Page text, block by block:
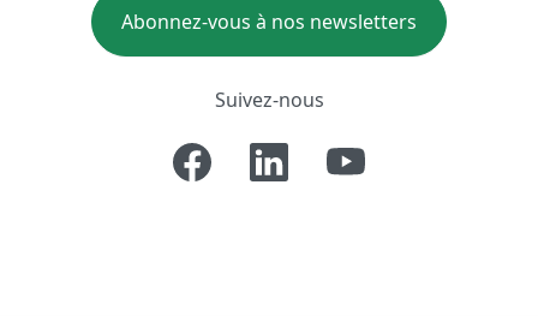
Abonnez-vous à nos newsletters
Suivez-nous